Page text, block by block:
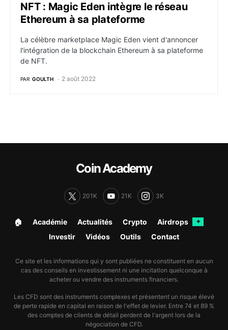
NFT : Magic Eden intègre le réseau
Ethereum à sa plateforme
La célèbre marketplace Magic Eden vient d'annoncer
l'intégration de la blockchain Ethereum à sa plateforme
de NFT.
PAR GOULTH 2 août 2022
Coin Academy
201K 21K 3K
🏠︎ Académie Actualités Crypto Airdrops ✦
Investir Vidéos Outils Contact
Ce site et les informations qui y sont publiées ne constituent en aucun
cas des conseils en investissement ni une incitation quelconque à
acheter ou vendre des instruments financiers.
Les CFD sont des instruments complexes et présentent un risque élevé
de perte rapide en capital en raison de l'effet de levier. Entre 74 et 89 %
des comptes de clients de détail perdent de l'argent lors de la
négociation de CFD.